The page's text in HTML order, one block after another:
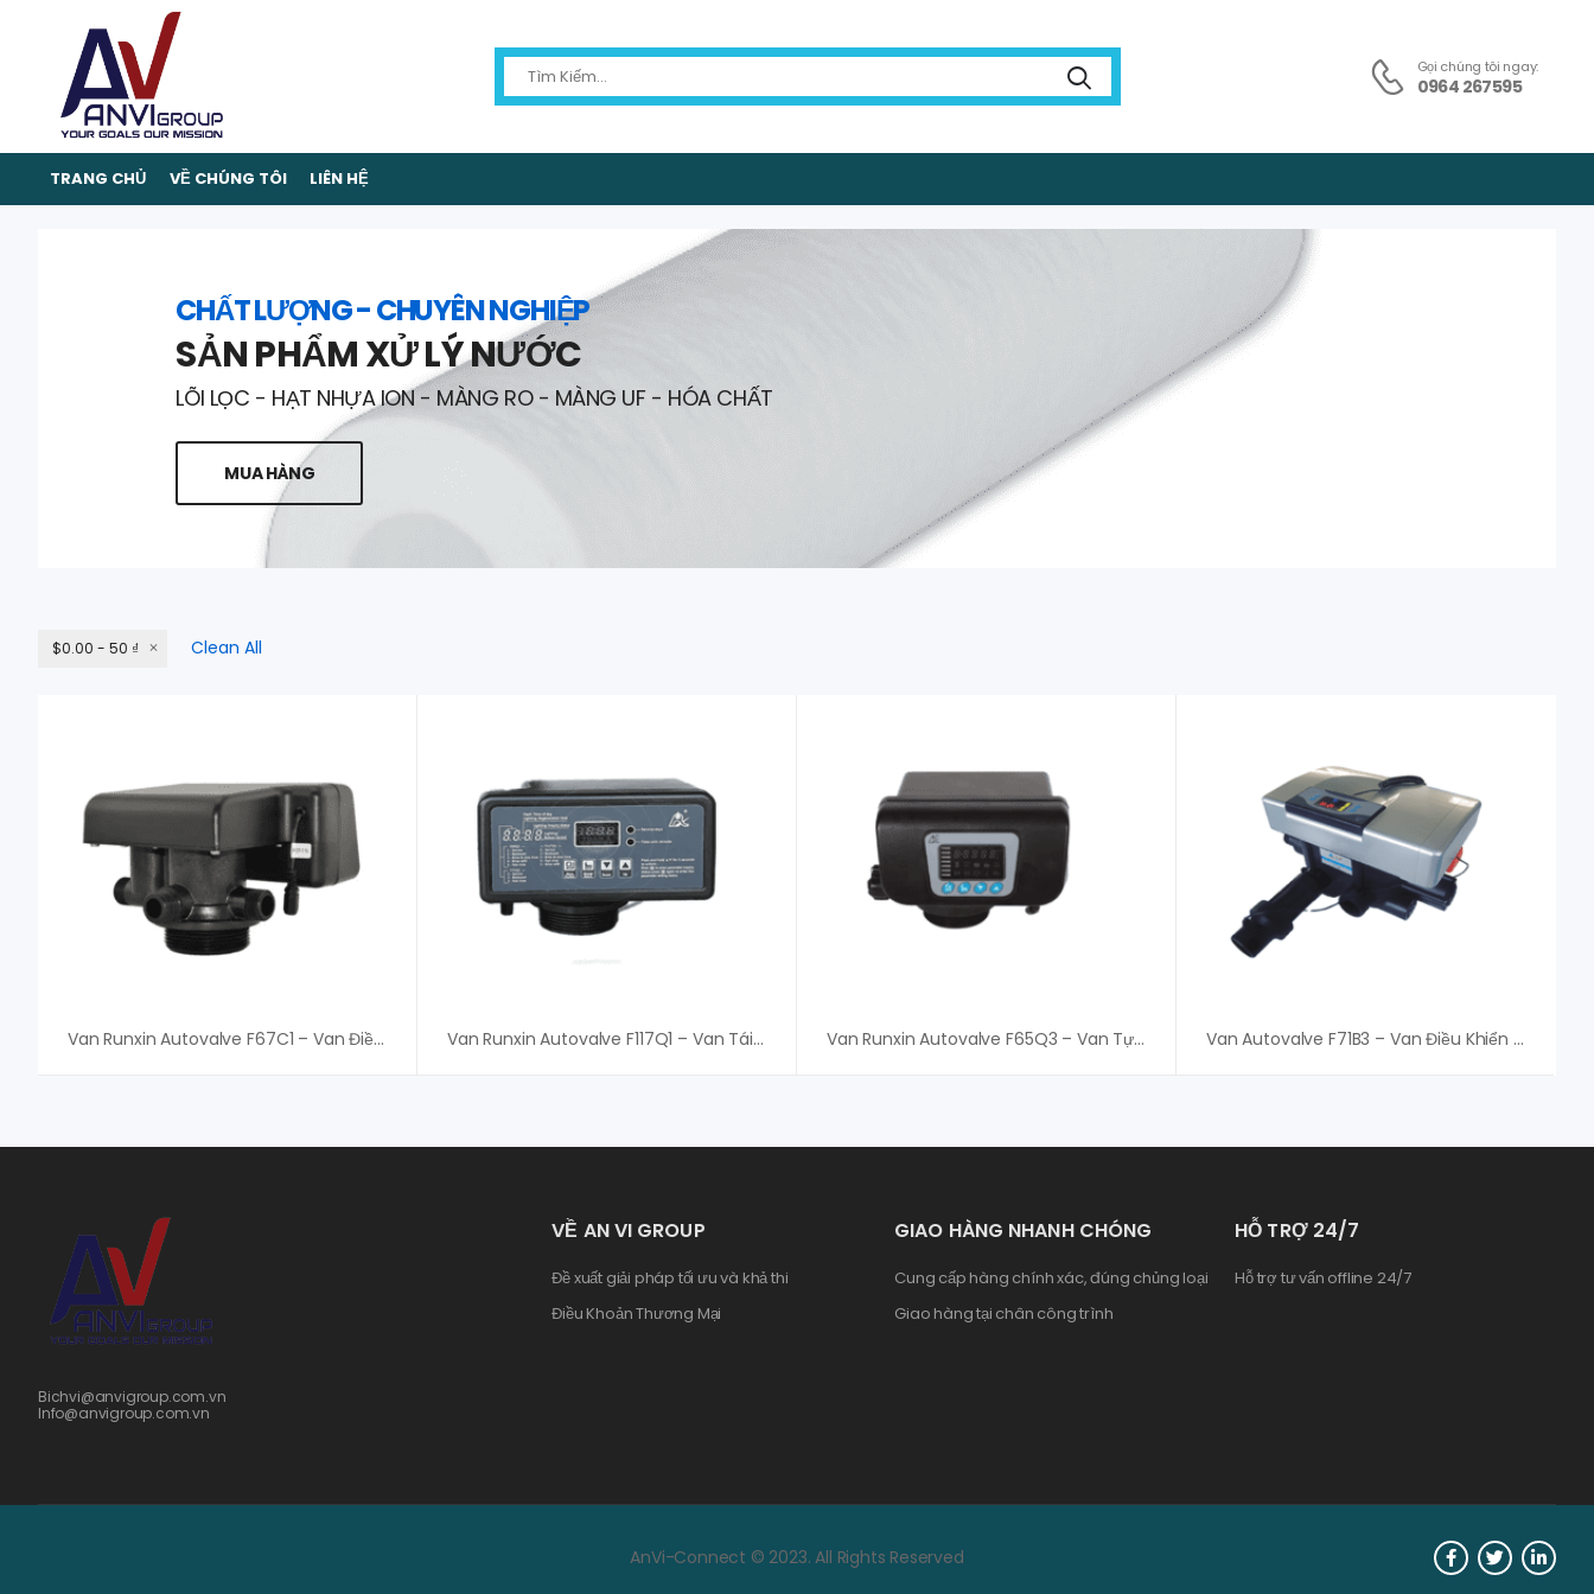
Gọi chúng tôi ngay:
0964 267595
TRANG CHỦ VỀ CHÚNG TÔI LIÊN HỆ
CHẤT LƯỢNG - CHUYÊN NGHIỆP
SẢN PHẨM XỬ LÝ NƯỚC
LÕI LỌC - HẠT NHỰA ION - MÀNG RO - MÀNG UF - HÓA CHẤT
MUA HÀNG
$0.00 - 50 ₫ Clean All
Van Runxin Autovalve F67C1 – Van Điều Khiển Lọc Nước Van Runxin Autovalve F117Q1 – Van Tái Sinh Theo Thời Gian Van Runxin Autovalve F65Q3 – Van Tự Động Van Autovalve F71B3 – Van Điều Khiển Tự Động
Bichvi@anvigroup.com.vn
Info@anvigroup.com.vn
VỀ AN VI GROUP
Đề xuất giải pháp tối ưu và khả thi
Điều Khoản Thương Mại
GIAO HÀNG NHANH CHÓNG
Cung cấp hàng chính xác, đúng chủng loại
Giao hàng tại chân công trình
HỖ TRỢ 24/7
Hỗ trợ tư vấn offline 24/7
AnVi-Connect © 2023. All Rights Reserved